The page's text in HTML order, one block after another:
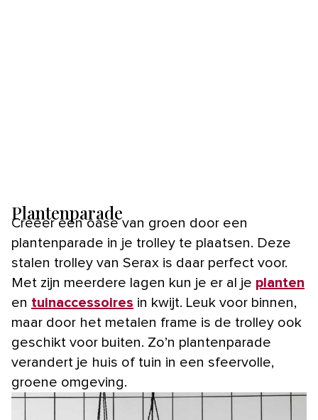
Plantenparade
Creëer een oase van groen door een
plantenparade in je trolley te plaatsen. Deze
stalen trolley van Serax is daar perfect voor.
Met zijn meerdere lagen kun je er al je planten
en tuinaccessoires in kwijt. Leuk voor binnen,
maar door het metalen frame is de trolley ook
geschikt voor buiten. Zo’n plantenparade
verandert je huis of tuin in een sfeervolle,
groene omgeving.